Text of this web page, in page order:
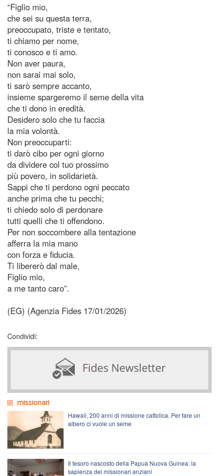
“Figlio mio,
che sei su questa terra,
preoccupato, triste e tentato,
ti chiamo per nome,
ti conosco e ti amo.
Non aver paura,
non sarai mai solo,
ti sarò sempre accanto,
insieme spargeremo il seme della vita
che ti dono in eredità.
Desidero solo che tu faccia
la mia volontà.
Non preoccuparti:
ti darò cibo per ogni giorno
da dividere col tuo prossimo
più povero, in solidarietà.
Sappi che ti perdono ogni peccato
anche prima che tu pecchi;
ti chiedo solo di perdonare
tutti quelli che ti offendono.
Per non soccombere alla tentazione
afferra la mia mano
con forza e fiducia.
Ti libererò dal male,
Figlio mio,
a me tanto caro”.
(EG) (Agenzia Fides 17/01/2026)
Condividi:
missionari
Hawaii, 200 anni di missione cattolica. Per fare un
albero ci vuole un seme
Il tesoro nascosto della Papua Nuova Guinea: la
sapienza dei missionari anziani